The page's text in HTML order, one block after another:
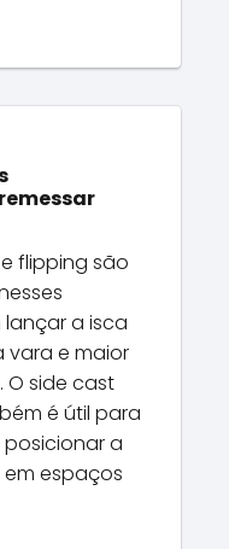
flipping são
a isca
e maior
O side cast
é útil para
a
espaços